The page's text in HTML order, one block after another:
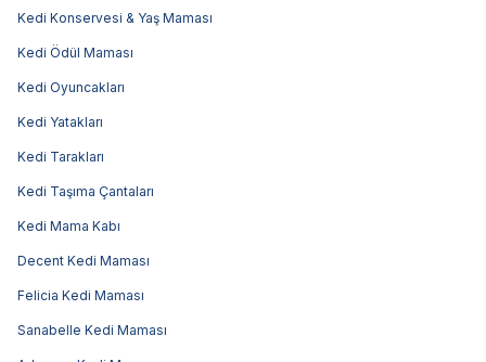
Kedi Konservesi & Yaş Maması
Kedi Ödül Maması
Kedi Oyuncakları
Kedi Yatakları
Kedi Tarakları
Kedi Taşıma Çantaları
Kedi Mama Kabı
Decent Kedi Maması
Felicia Kedi Maması
Sanabelle Kedi Maması